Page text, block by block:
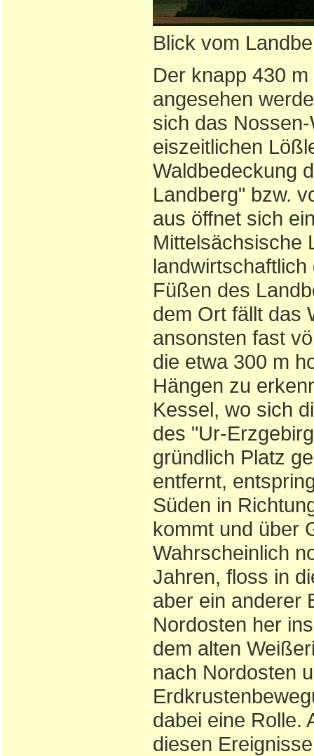
Blick vom
Der knapp 430
angesehen
sich das
eiszeitlichen
Waldbedeckung
Landberg" bzw.
aus öffnet sich
Mittelsächsische
Füßen des
dem Ort fällt das
ansonsten fast
die etwa 300 m
Hängen zu
Kessel, wo sich
des "Ur-
gründlich Platz
entfernt,
Süden in
kommt und über
Wahrscheinlich
Jahren, floss in
aber ein anderer
Nordosten her
dem alten
nach Nordosten
dabei eine Rolle.
diesen